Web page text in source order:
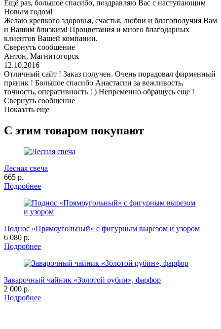
Ещё раз, большое спасибо, поздравляю Вас с наступающим
Новым годом!
Желаю крепкого здоровья, счастья, любви и благополучия Вам
и Вашим близким! Процветания и много благодарных
клиентов Вашей компании.
Свернуть сообщение
Антон, Магнитогорск
12.10.2016
Отличный сайт ! Заказ получен. Очень порадовал фирменный
пряник ! Большое спасибо Анастасии за вежливость,
точность, оперативность ! ) Непременно обращусь еще !
Свернуть сообщение
Показать еще
С этим товаром покупают
Лесная свеча
665 р.
Подробнее
Поднос «Прямоугольный» с фигурным вырезом и узором
6 080 р.
Подробнее
Заварочный чайник «Золотой рубин», фарфор
2 000 р.
Подробнее